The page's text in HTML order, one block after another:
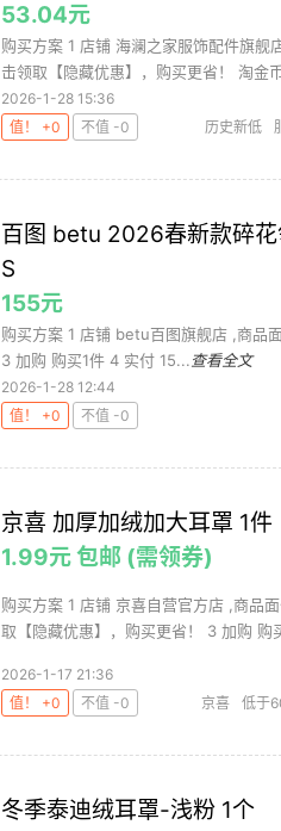
53.04元
购买方案 1 店铺 海澜之家服饰配件旗
击领取【隐藏优惠】，购买更省！ 淘金
2026-1-28 15:36
值！ +0
不值 -0 历史新低
百图 betu 2026春新款碎
S
155元
购买方案 1 店铺 betu百图旗舰店 ,商品
3 加购 购买1件 4 实付 15... 查看全文
2026-1-28 12:44
值！ +0
不值 -0
京喜 加厚加绒加大耳罩 1件
1.99元 包邮 (需领券)
购买方案 1 店铺 京喜自营官方店 ,商品
取【隐藏优惠】，购买更省！ 3 加购 购
2026-1-17 21:36
值！ +0
不值 -0 京喜
低于
冬季泰迪绒耳罩-浅粉 1个